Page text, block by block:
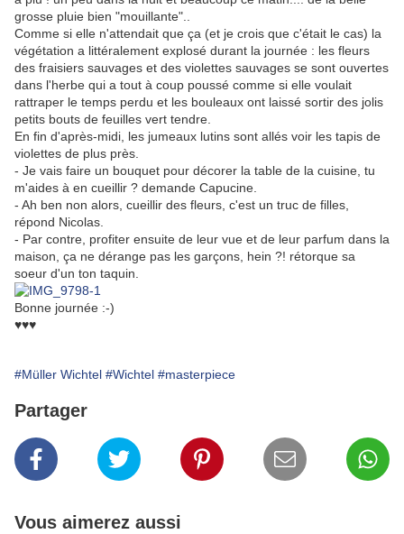
grosse pluie bien "mouillante"..
Comme si elle n'attendait que ça (et je crois que c'était le cas) la
végétation a littéralement explosé durant la journée : les fleurs
des fraisiers sauvages et des violettes sauvages se sont ouvertes
dans l'herbe qui a tout à coup poussé comme si elle voulait
rattraper le temps perdu et les bouleaux ont laissé sortir des jolis
petits bouts de feuilles vert tendre.
En fin d'après-midi, les jumeaux lutins sont allés voir les tapis de
violettes de plus près.
- Je vais faire un bouquet pour décorer la table de la cuisine, tu
m'aides à en cueillir ? demande Capucine.
- Ah ben non alors, cueillir des fleurs, c'est un truc de filles,
répond Nicolas.
- Par contre, profiter ensuite de leur vue et de leur parfum dans la
maison, ça ne dérange pas les garçons, hein ?! rétorque sa
soeur d'un ton taquin.
Bonne journée :-)
♥♥♥
#Müller Wichtel #Wichtel #masterpiece
Partager
Vous aimerez aussi